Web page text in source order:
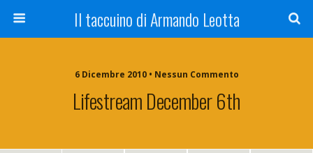
Il taccuino di Armando Leotta
6 Dicembre 2010 • Nessun Commento
Lifestream December 6th